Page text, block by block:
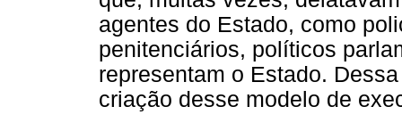
agentes do Estado, como
penitenciários, políticos
representam o Estado.
criação desse modelo de